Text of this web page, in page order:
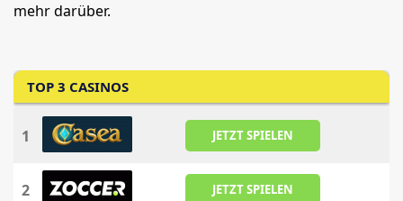
mehr darüber.
TOP 3 CASINOS
1 JETZT SPIELEN
2 JETZT SPIELEN